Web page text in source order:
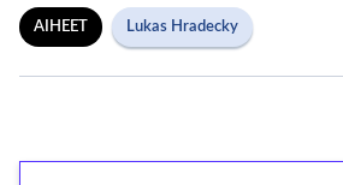
AIHEET Lukas Hradecky